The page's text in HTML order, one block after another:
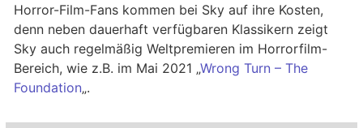
Horror-Film-Fans kommen bei Sky auf ihre Kosten,
denn neben dauerhaft verfügbaren Klassikern zeigt
Sky auch regelmäßig Weltpremieren im Horrorfilm-
Bereich, wie z.B. im Mai 2021 „Wrong Turn – The
Foundation„.